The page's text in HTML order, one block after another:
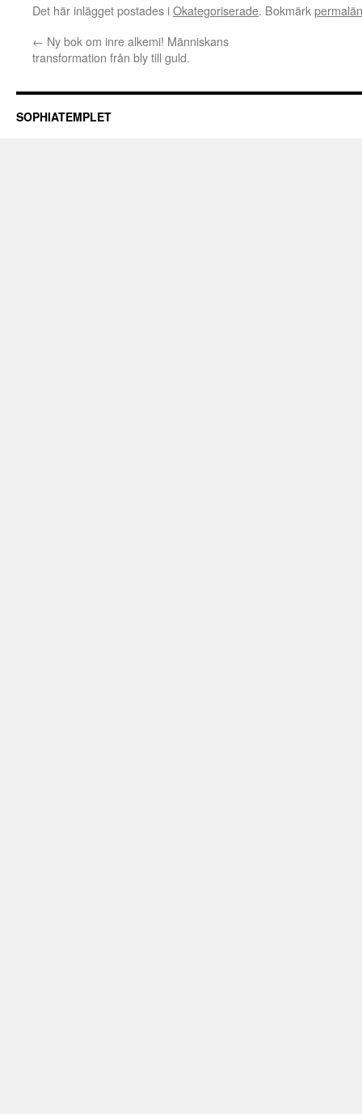
Det här inlägget postades iOkategoriserade. Bokmärk
← Ny bok om inre alkemi! Människans
transformation från bly till guld.
SOPHIATEMPLET